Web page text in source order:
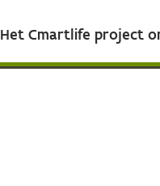
Het Cmartlife project